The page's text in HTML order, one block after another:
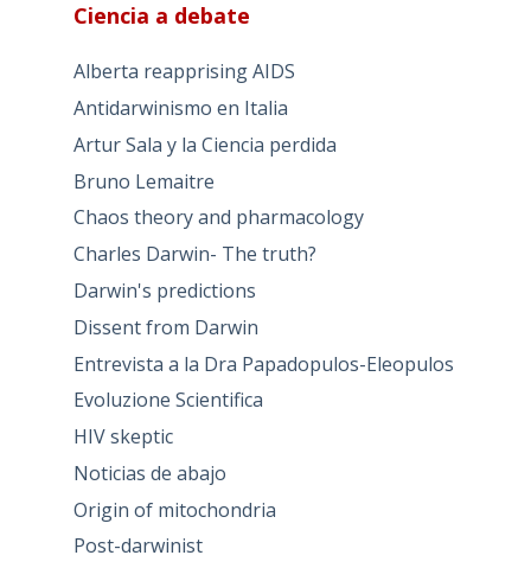
Ciencia a debate
Alberta reapprising AIDS
Antidarwinismo en Italia
Artur Sala y la Ciencia perdida
Bruno Lemaitre
Chaos theory and pharmacology
Charles Darwin- The truth?
Darwin's predictions
Dissent from Darwin
Entrevista a la Dra Papadopulos-Eleopulos
Evoluzione Scientifica
HIV skeptic
Noticias de abajo
Origin of mitochondria
Post-darwinist